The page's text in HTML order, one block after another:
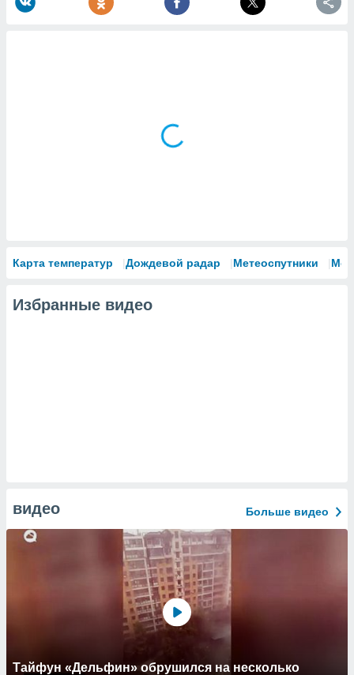
Карта температур Дождевой радар Метеоспутники
Избранные видео
видео Больше видео
Тайфун «Дельфин» обрушился на несколько